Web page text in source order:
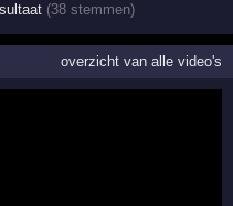
(38 stemmen)
overzicht van alle video's